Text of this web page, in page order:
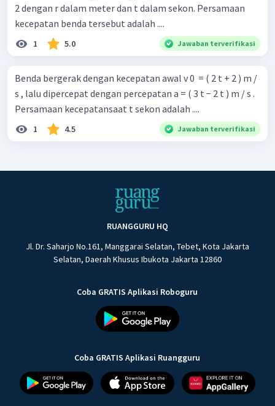
2 dengan r dalam meter dan t dalam sekon. Persamaan
kecepatan benda tersebut adalah ....
1 5.0 Jawaban terverifikasi
Benda bergerak dengan kecepatan awal v 0 ​ = ( 2 t + 2 ) m /
s , lalu dipercepat dengan percepatan a = ( 3 t − 2 t ) m / s .
Persamaan kecepatansaat t sekon adalah ....
1 4.5 Jawaban terverifikasi
RUANGGURU HQ
Jl. Dr. Saharjo No.161, Manggarai Selatan, Tebet, Kota Jakarta
Selatan, Daerah Khusus Ibukota Jakarta 12860
Coba GRATIS Aplikasi Roboguru
Coba GRATIS Aplikasi Ruangguru